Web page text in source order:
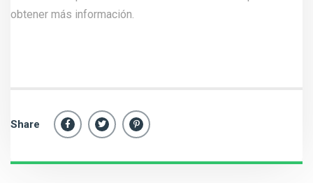
obtener más información.
Share